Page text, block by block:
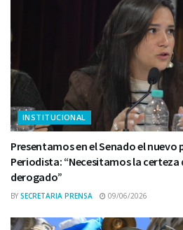
INSTITUCIONAL
Presentamos en el Senado el
Periodista: “Necesitamos la certeza
derogado”
BY SECRETARIA PRENSA 09/06/2026